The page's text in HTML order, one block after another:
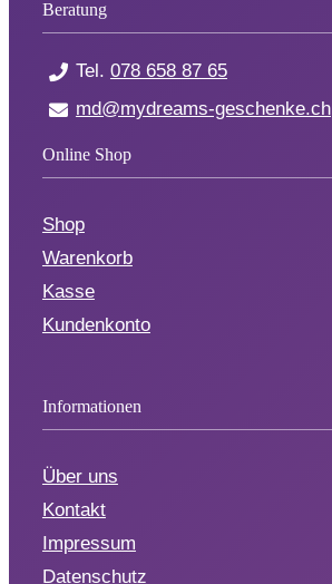
Beratung
Tel. 078 658 87 65
md@mydreams-geschenke.ch
Online Shop
Shop
Warenkorb
Kasse
Kundenkonto
Informationen
Über uns
Kontakt
Impressum
Datenschutz